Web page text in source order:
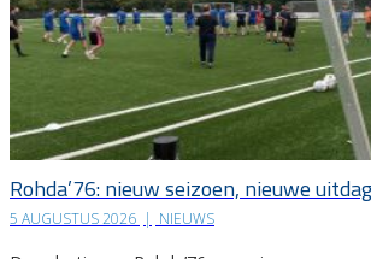
Rohda’76: nieuw seizoen, nieuwe
5 AUGUSTUS 2026 | NIEUWS